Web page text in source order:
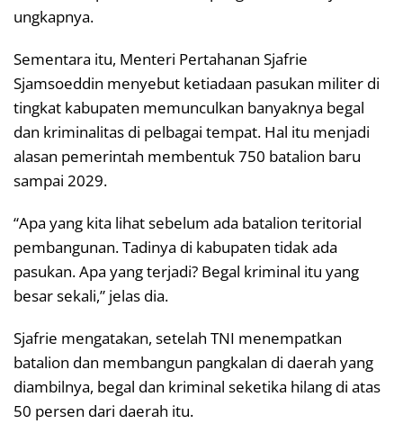
ungkapnya.
Sementara itu, Menteri Pertahanan Sjafrie
Sjamsoeddin menyebut ketiadaan pasukan militer di
tingkat kabupaten memunculkan banyaknya begal
dan kriminalitas di pelbagai tempat. Hal itu menjadi
alasan pemerintah membentuk 750 batalion baru
sampai 2029.
“Apa yang kita lihat sebelum ada batalion teritorial
pembangunan. Tadinya di kabupaten tidak ada
pasukan. Apa yang terjadi? Begal kriminal itu yang
besar sekali,” jelas dia.
Sjafrie mengatakan, setelah TNI menempatkan
batalion dan membangun pangkalan di daerah yang
diambilnya, begal dan kriminal seketika hilang di atas
50 persen dari daerah itu.